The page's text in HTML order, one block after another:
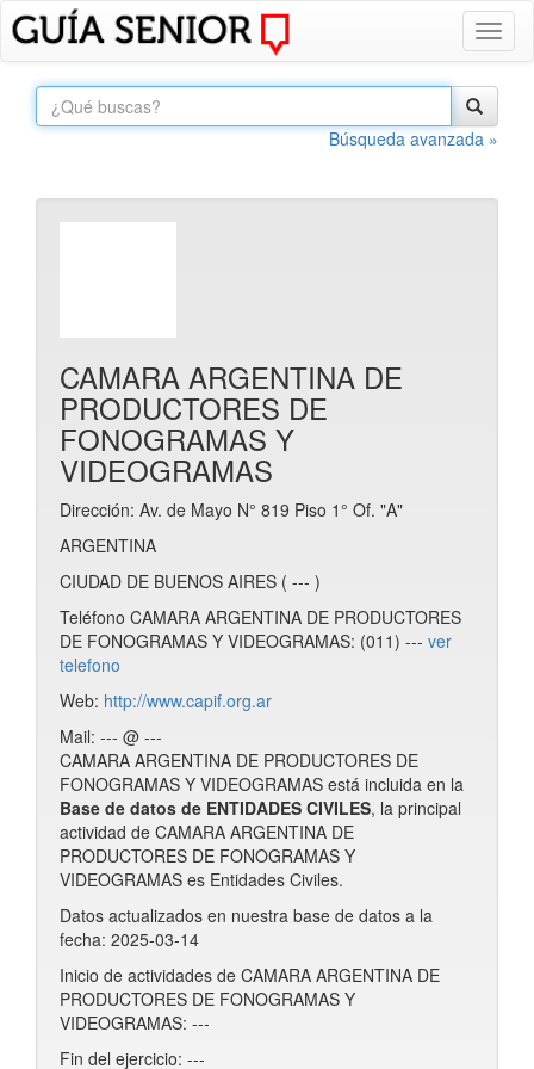
Búsqueda avanzada »
CAMARA ARGENTINA DE
PRODUCTORES DE
FONOGRAMAS Y
VIDEOGRAMAS
Dirección: Av. de Mayo N° 819 Piso 1° Of. "A"
ARGENTINA
CIUDAD DE BUENOS AIRES ( --- )
Teléfono CAMARA ARGENTINA DE PRODUCTORES
DE FONOGRAMAS Y VIDEOGRAMAS: (011) --- ver
telefono
Web: http://www.capif.org.ar
Mail: --- @ ---
CAMARA ARGENTINA DE PRODUCTORES DE
FONOGRAMAS Y VIDEOGRAMAS está incluida en la
Base de datos de ENTIDADES CIVILES, la principal
actividad de CAMARA ARGENTINA DE
PRODUCTORES DE FONOGRAMAS Y
VIDEOGRAMAS es Entidades Civiles.
Datos actualizados en nuestra base de datos a la
fecha: 2025-03-14
Inicio de actividades de CAMARA ARGENTINA DE
PRODUCTORES DE FONOGRAMAS Y
VIDEOGRAMAS: ---
Fin del ejercicio: ---